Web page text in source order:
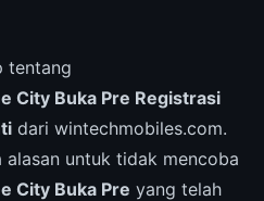
tentang
City Buka Pre Registrasi
dari wintechmobiles.com.
untuk tidak mencoba
City Buka Pre yang telah